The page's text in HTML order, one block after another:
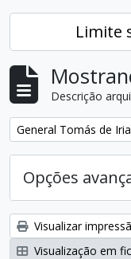
Limite
Descrição
Remover filtro:
General Tomás de
Opções
Visualizar
Visualização em